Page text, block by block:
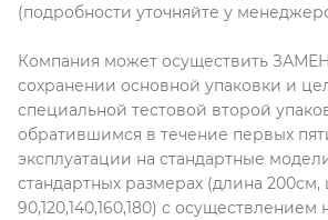
(подробности уточняйте у
Компания может осуществить
сохранении основной упаковки и
специальной тестовой второй
обратившимся в течение первых
эксплуатации на стандартные
стандартных размерах (длина
90,120,140,160,180) с